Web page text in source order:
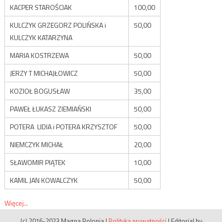
KACPER STAROŚCIAK
100,00
KULCZYK GRZEGORZ POLIŃSKA i
KULCZYK KATARZYNA
50,00
MARIA KOSTRZEWA
50,00
JERZY T MICHAJŁOWICZ
50,00
KOZIOŁ BOGUSŁAW
35,00
PAWEŁ ŁUKASZ ZIEMIAŃSKI
50,00
POTERA LIDIA i POTERA KRZYSZTOF
50,00
NIEMCZYK MICHAŁ
20,00
SŁAWOMIR PIĄTEK
10,00
KAMIL JAN KOWALCZYK
50,00
Więcej...